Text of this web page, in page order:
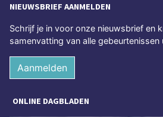
NIEUWSBRIEF AANMELDEN
Schrijf je in voor onze nieuwsbrief en
samenvatting van alle gebeurtenissen
Aanmelden
ONLINE DAGBLADEN